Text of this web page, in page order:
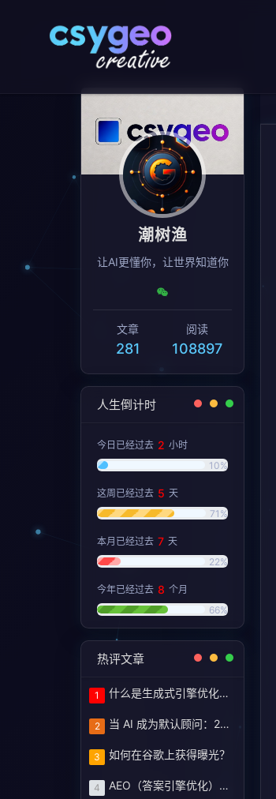
潮树渔
让AI更懂你，让世界知道你
文章
281
阅读
108897
人生倒计时
今日已经过去 2 小时
10%
这周已经过去 5 天
71%
本月已经过去 7 天
22%
今年已经过去 8 个月
66%
热评文章
1 什么是生成式引擎优化（GEO）？定义和含义！
2 当 AI 成为默认顾问：2025–2026 中国 GEO 服务商评估蓝皮书与企业选型路线图
3 如何在谷歌上获得曝光？
4 AEO（答案引擎优化）：定义、机制和策略基线